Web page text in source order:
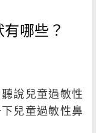
哪些？
說兒童過敏性
兒童過敏性鼻